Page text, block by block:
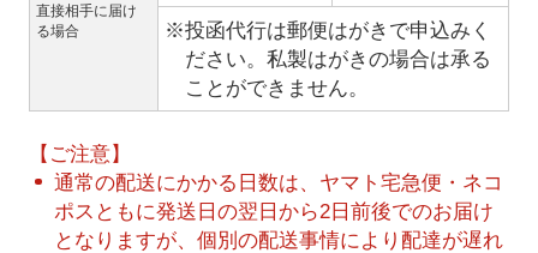
直接相手に届け
る場合
※投函代行は郵便はがきで申込みく
ださい。私製はがきの場合は承る
ことができません。
【ご注意】
通常の配送にかかる日数は、ヤマト宅急便・ネコ
ポスともに発送日の翌日から2日前後でのお届け
となりますが、個別の配送事情により配達が遅れ